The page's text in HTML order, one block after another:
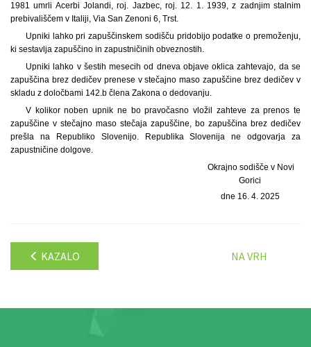
1981 umrli Acerbi Jolandi, roj. Jazbec, roj. 12. 1. 1939, z zadnjim stalnim
prebivališčem v Italiji, Via San Zenoni 6, Trst.
Upniki lahko pri zapuščinskem sodišču pridobijo podatke o premoženju,
ki sestavlja zapuščino in zapustničinih obveznostih.
Upniki lahko v šestih mesecih od dneva objave oklica zahtevajo, da se
zapuščina brez dedičev prenese v stečajno maso zapuščine brez dedičev v
skladu z določbami 142.b člena Zakona o dedovanju.
V kolikor noben upnik ne bo pravočasno vložil zahteve za prenos te
zapuščine v stečajno maso stečaja zapuščine, bo zapuščina brez dedičev
prešla na Republiko Slovenijo. Republika Slovenija ne odgovarja za
zapustničine dolgove.
Okrajno sodišče v Novi
Gorici
dne 16. 4. 2025
KAZALO NA VRH